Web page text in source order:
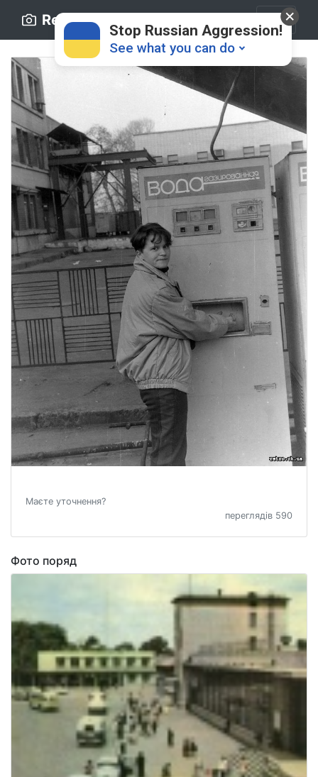
Retro.ck.ua
Маєте уточнення?
переглядів 590
Фото поряд
Stop Russian Aggression!
See what you can do
Donate 💸
Support Ukraine ❤
Share this widget 📌